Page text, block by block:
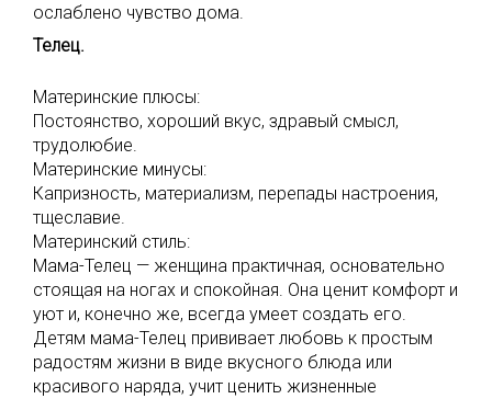
ослаблено чувство дома.
Телец.
Материнские плюсы:
Постоянство, хороший вкус, здравый смысл,
трудолюбие.
Материнские минусы:
Капризность, материализм, перепады настроения,
тщеславие.
Материнский стиль:
Мама-Телец — женщина практичная, основательно
стоящая на ногах и спокойная. Она ценит комфорт и
уют и, конечно же, всегда умеет создать его.
Детям мама-Телец прививает любовь к простым
радостям жизни в виде вкусного блюда или
красивого наряда, учит ценить жизненные